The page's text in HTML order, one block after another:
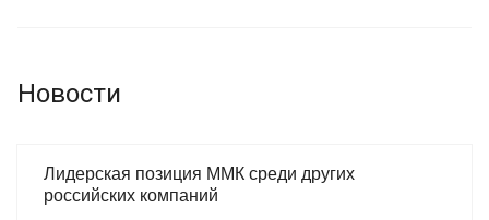
Новости
Лидерская позиция ММК среди других
российских компаний